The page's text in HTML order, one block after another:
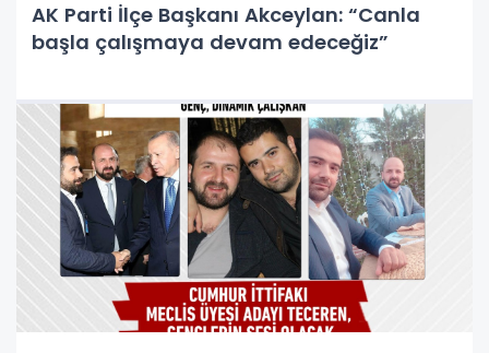
AK Parti İlçe Başkanı Akceylan: “Canla
başla çalışmaya devam edeceğiz”